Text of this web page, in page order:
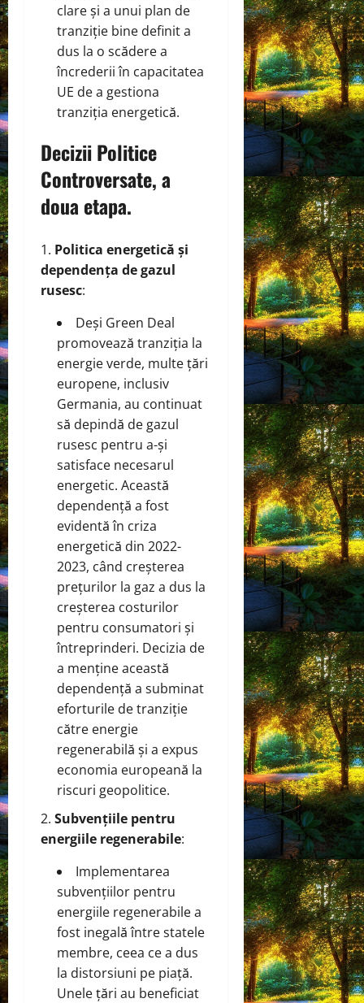
clare și a unui plan de
tranziție bine definit a
dus la o scădere a
încrederii în capacitatea
UE de a gestiona
tranziția energetică.
Decizii Politice
Controversate, a
doua etapa.
Politica energetică și
dependența de gazul
rusesc:
Deși Green Deal
promovează tranziția la
energie verde, multe țări
europene, inclusiv
Germania, au continuat
să depindă de gazul
rusesc pentru a-și
satisface necesarul
energetic. Această
dependență a fost
evidentă în criza
energetică din 2022-
2023, când creșterea
prețurilor la gaz a dus la
creșterea costurilor
pentru consumatori și
întreprinderi. Decizia de
a menține această
dependență a subminat
eforturile de tranziție
către energie
regenerabilă și a expus
economia europeană la
riscuri geopolitice.
Subvențiile pentru
energiile regenerabile:
Implementarea
subvențiilor pentru
energiile regenerabile a
fost inegală între statele
membre, ceea ce a dus
la distorsiuni pe piață.
Unele țări au beneficiat